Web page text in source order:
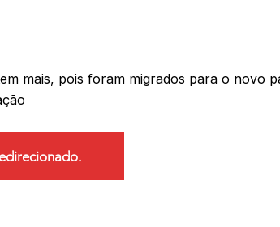
mais, pois foram migrados para o novo